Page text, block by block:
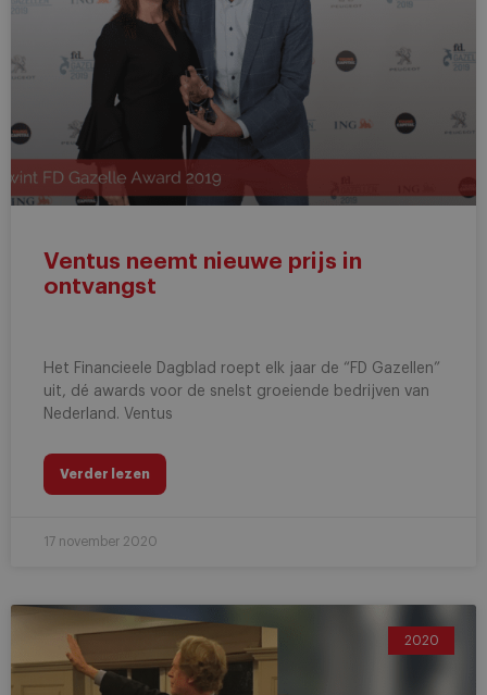
Ventus neemt nieuwe prijs in
ontvangst
Het Financieele Dagblad roept elk jaar de “FD Gazellen”
uit, dé awards voor de snelst groeiende bedrijven van
Nederland. Ventus
Verder lezen
17 november 2020
2020